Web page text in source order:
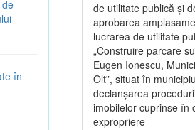
în
de utilitate publică și
aprobarea
lucrarea de utilitate
„Construire parcare
Eugen Ionescu,
Olt”, situat în
declanșarea
imobilelor cuprinse în
expropriere